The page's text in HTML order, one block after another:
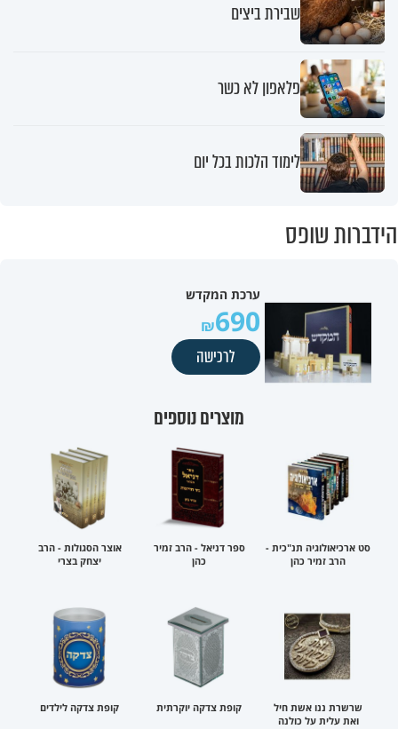
שבירת ביצים
פלאפון לא כשר
לימוד הלכות בכל יום
הידברות שופס
ערכת המקדש
690
לרכישה
מוצרים נוספים
סט ארכיאולוגיה תנ"כית -
הרב זמיר כהן
ספר דניאל - הרב זמיר
כהן
אוצר הסגולות - הרב
יצחק בצרי
שרשרת ננו אשת חיל
ואת עלית על כולנה
קופת צדקה יוקרתית קופת צדקה לילדים